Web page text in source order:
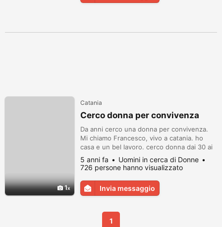
1
Catania
Cerco donna per convivenza
Da anni cerco una donna per convivenza.
Mi chiamo Francesco, vivo a catania. ho
casa e un bel lavoro. cerco donna dai 30 ai
50, calma, sincera, con la voglia di essere
felice ed avere una famiglia. no perditempo,
no gente che chiede soldi. si prega di
inviare numero telefonico sara contattata
via whatsapp
5 anni fa
Uomini in cerca di Donne
726 persone hanno visualizzato
Invia messaggio
1